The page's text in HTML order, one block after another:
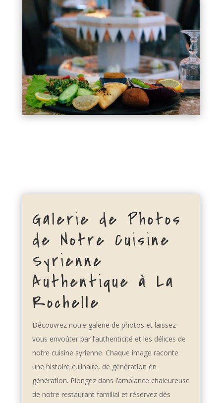
Galerie de Photos
de Notre Cuisine
Syrienne
Authentique à La
Rochelle
Découvrez notre galerie de photos et laissez-
vous envoûter par l’authenticité et les délices de
notre cuisine syrienne. Chaque image raconte
une histoire culinaire, de génération en
génération. Plongez dans l’ambiance chaleureuse
de notre restaurant familial et réservez dès